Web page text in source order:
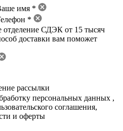
имя *
*
отделение СДЭК от 15 тысяч
доставки вам поможет
рассылки
персональных данных ,
соглашения,
и оферты